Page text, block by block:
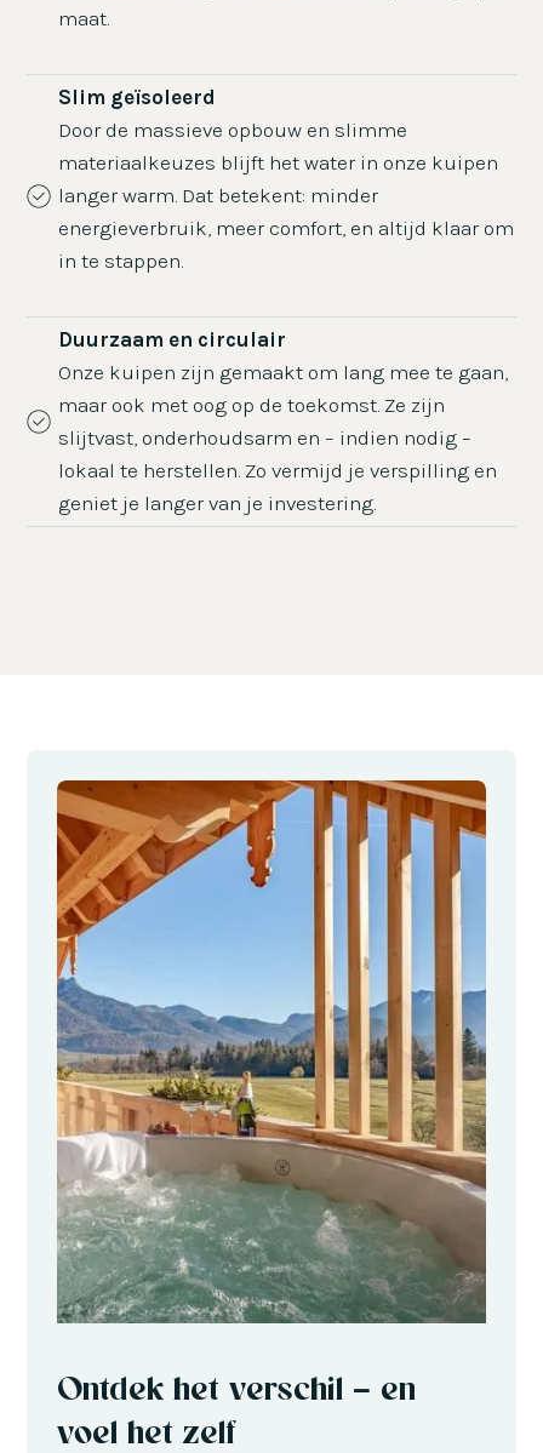
maat.
Slim geïsoleerd
Door de massieve opbouw en slimme
materiaalkeuzes blijft het water in onze kuipen
langer warm. Dat betekent: minder
energieverbruik, meer comfort, en altijd klaar om
in te stappen.
Duurzaam en circulair
Onze kuipen zijn gemaakt om lang mee te gaan,
maar ook met oog op de toekomst. Ze zijn
slijtvast, onderhoudsarm en – indien nodig –
lokaal te herstellen. Zo vermijd je verspilling en
geniet je langer van je investering.
Ontdek het verschil – en
voel het zelf